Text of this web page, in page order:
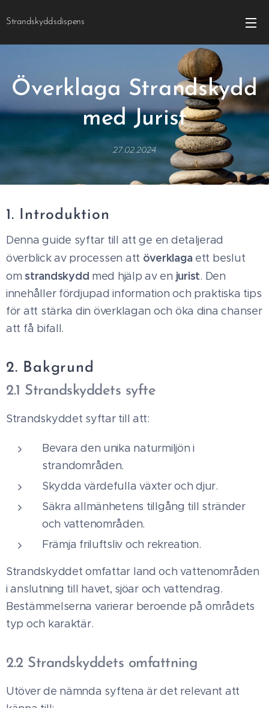
Strandskyddsdispens
Överklaga Strandskydd
med Jurist
27.02.2024
1. Introduktion
Denna guide syftar till att ge en detaljerad
överblick av processen att överklagaett beslut
omstrandskydd med hjälp av en jurist. Den
innehåller fördjupad information och praktiska tips
för att stärka din överklagan och öka dina chanser
att få bifall.
2. Bakgrund
2.1 Strandskyddets syfte
Strandskyddet syftar till att:
Bevara den unika naturmiljön i
strandområden.
Skydda värdefulla växter och djur.
Säkra allmänhetens tillgång till stränder
och vattenområden.
Främja friluftsliv och rekreation.
Strandskyddet omfattar land och vattenområden
i anslutning till havet, sjöar och vattendrag.
Bestämmelserna varierar beroende på områdets
typ och karaktär.
2.2 Strandskyddets omfattning
Utöver de nämnda syftena är det relevant att